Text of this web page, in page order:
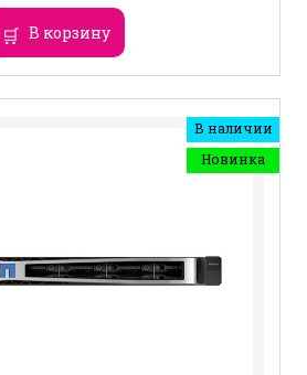
В корзину
В наличии
Новинка